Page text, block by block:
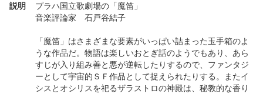
説明
プラハ国立歌劇場の「魔笛」
音楽評論家 石戸谷結子
「魔笛」はさまざまな要素がいっぱい詰まった玉手箱のよ
うな作品だ。物語は楽しいおとぎ話のようでもあり、あら
すじが入り組み善と悪が逆転したりするので、ファンタジ
ーとして宇宙的ＳＦ作品として捉えられたりする。またイ
シスとオシリスを祀るザラストロの神殿は、秘教的な香り